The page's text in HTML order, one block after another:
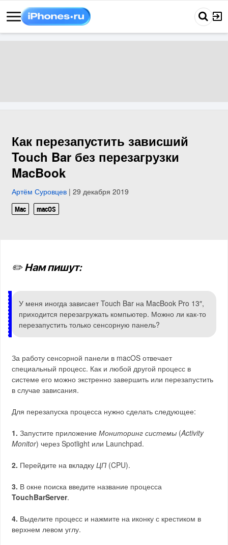
Как перезапустить зависший
Touch Bar без перезагрузки
MacBook
Артём Суровцев | 29 декабря 2019
Mac macOS
✏️ Нам пишут:
У меня иногда зависает Touch Bar на MacBook Pro 13″,
приходится перезагружать компьютер. Можно ли как-то
перезапустить только сенсорную панель?
За работу сенсорной панели в macOS отвечает
специальный процесс. Как и любой другой процесс в
системе его можно экстренно завершить или перезапустить
в случае зависания.
Для перезапуска процесса нужно сделать следующее:
1. Запустите приложениеМониторинг системы (Activity
Monitor) через Spotlight или Launchpad.
2. Перейдите на вкладкуЦП (CPU).
3. В окне поиска введите название процесса
TouchBarServer.
4. Выделите процесс и нажмите на иконку с крестиком в
верхнем левом углу.